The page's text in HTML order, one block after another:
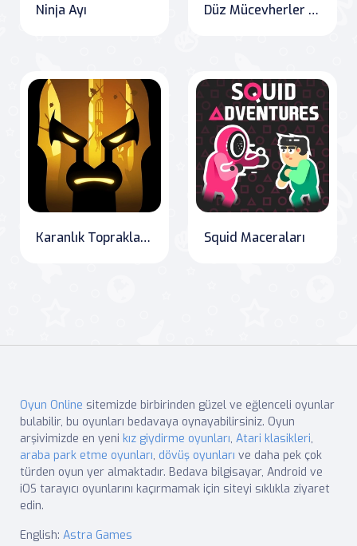
Ninja Ayı Düz Mücevherler Eşleştirme 3
Karanlık Topraklar: Kötü Güçlere Karşı Koşun! Squid Maceraları
Oyun Online sitemizde birbirinden güzel ve eğlenceli oyunlar
bulabilir, bu oyunları bedavaya oynayabilirsiniz. Oyun
arşivimizde en yeni kız giydirme oyunları, Atari klasikleri,
araba park etme oyunları, dövüş oyunları ve daha pek çok
türden oyun yer almaktadır. Bedava bilgisayar, Android ve
iOS tarayıcı oyunlarını kaçırmamak için siteyi sıklıkla ziyaret
edin.
English: Astra Games